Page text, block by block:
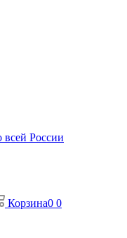
всей России
Корзина0 0